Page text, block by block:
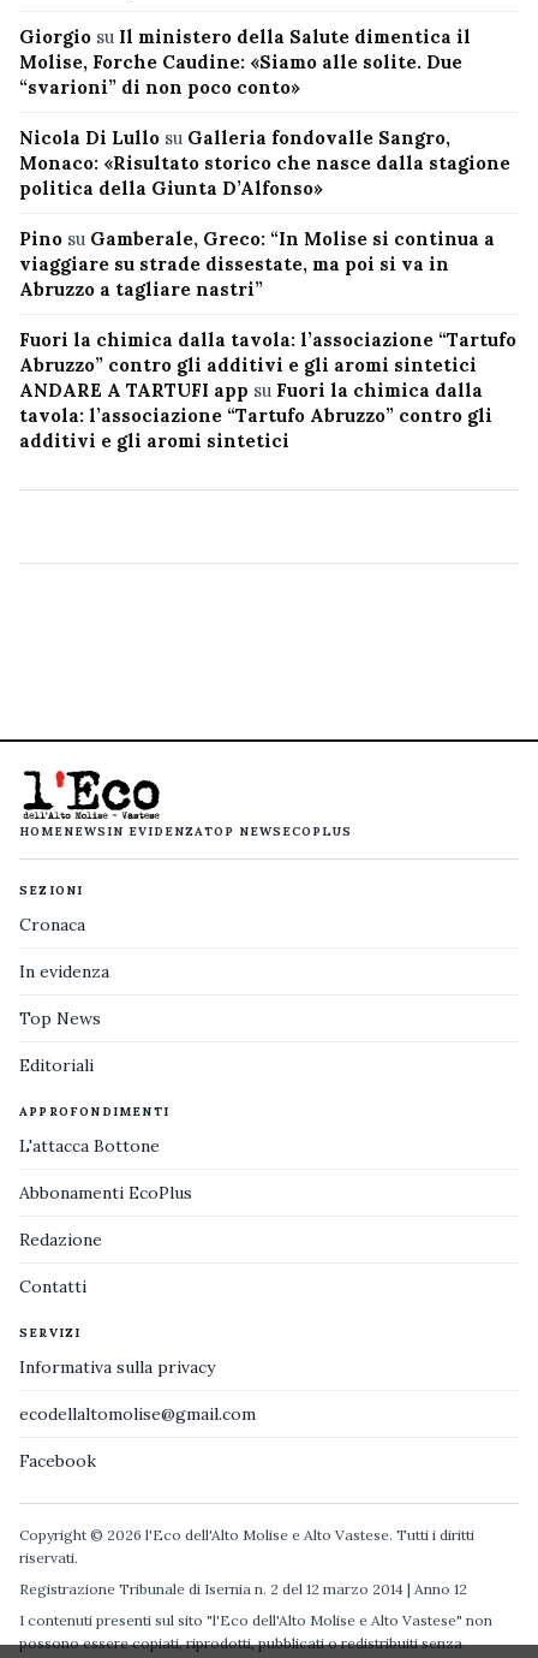
Giorgio su Il ministero della Salute dimentica il
Molise, Forche Caudine: «Siamo alle solite. Due
“svarioni” di non poco conto»
Nicola Di Lullo su Galleria fondovalle Sangro,
Monaco: «Risultato storico che nasce dalla stagione
politica della Giunta D’Alfonso»
Pino su Gamberale, Greco: “In Molise si continua a
viaggiare su strade dissestate, ma poi si va in
Abruzzo a tagliare nastri”
Fuori la chimica dalla tavola: l’associazione “Tartufo
Abruzzo” contro gli additivi e gli aromi sintetici
ANDARE A TARTUFI app su Fuori la chimica dalla
tavola: l’associazione “Tartufo Abruzzo” contro gli
additivi e gli aromi sintetici
HOMENEWS IN EVIDENZATOP NEWS ECOPLUS
SEZIONI
Cronaca
In evidenza
Top News
Editoriali
APPROFONDIMENTI
L'attacca Bottone
Abbonamenti EcoPlus
Redazione
Contatti
SERVIZI
Informativa sulla privacy
ecodellaltomolise@gmail.com
Facebook
Copyright © 2026 l'Eco dell'Alto Molise e Alto Vastese. Tutti i diritti
riservati.
Registrazione Tribunale di Isernia n. 2 del 12 marzo 2014 | Anno 12
I contenuti presenti sul sito "l'Eco dell'Alto Molise e Alto Vastese" non
possono essere copiati, riprodotti, pubblicati o redistribuiti senza